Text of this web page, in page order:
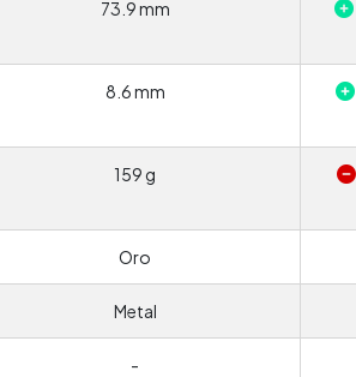
73.9 mm
8.6 mm
159 g
Oro
Metal
-